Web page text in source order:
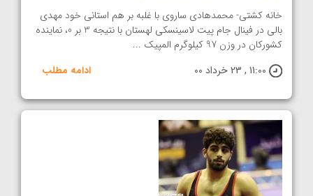
خانه کشتی- محمدهادی ساروی با غلبه بر هم استانی خود مهدی
بالی در فینال جام پیت لاسینسکی لهستان با نتیجه 3 بر 0، نماینده
کشورکان در وزن 97 کیلوگرم المپیک ...
11:00 , 23 خرداد 00
ادامه مطلب